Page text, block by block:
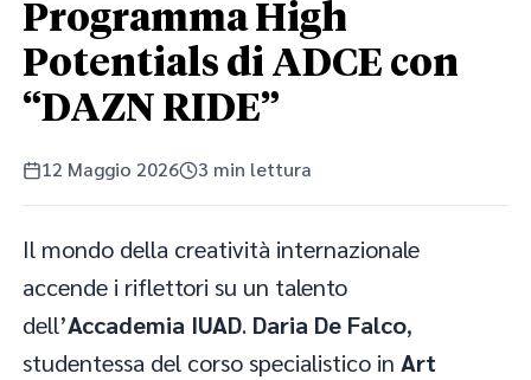
Programma High
Potentials di ADCE con
“DAZN RIDE”
12 Maggio 2026 3 min lettura
Il mondo della creatività internazionale
accende i riflettori su un talento
dell’Accademia IUAD. Daria De Falco,
studentessa del corso specialistico in Art